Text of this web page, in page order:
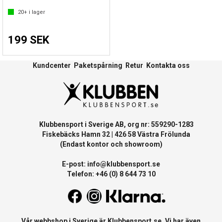
20+ i lager
199 SEK
Kundcenter Paketspårning Retur Kontakta oss
Klubbensport i Sverige AB, org nr: 559290-1283
Fiskebäcks Hamn 32 | 426 58 Västra Frölunda
(Endast kontor och showroom)
E-post: info@klubbensport.se
Telefon: +46 (0) 8 644 73 10